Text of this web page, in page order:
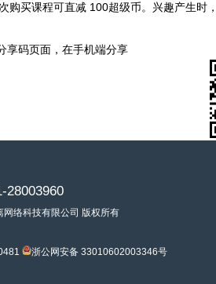
购买课程可直减 100超级币。兴趣产生时
享码页面，在手机端分享
28003960
络科技有限公司 版权所有
浙公网安备 33010602003346号